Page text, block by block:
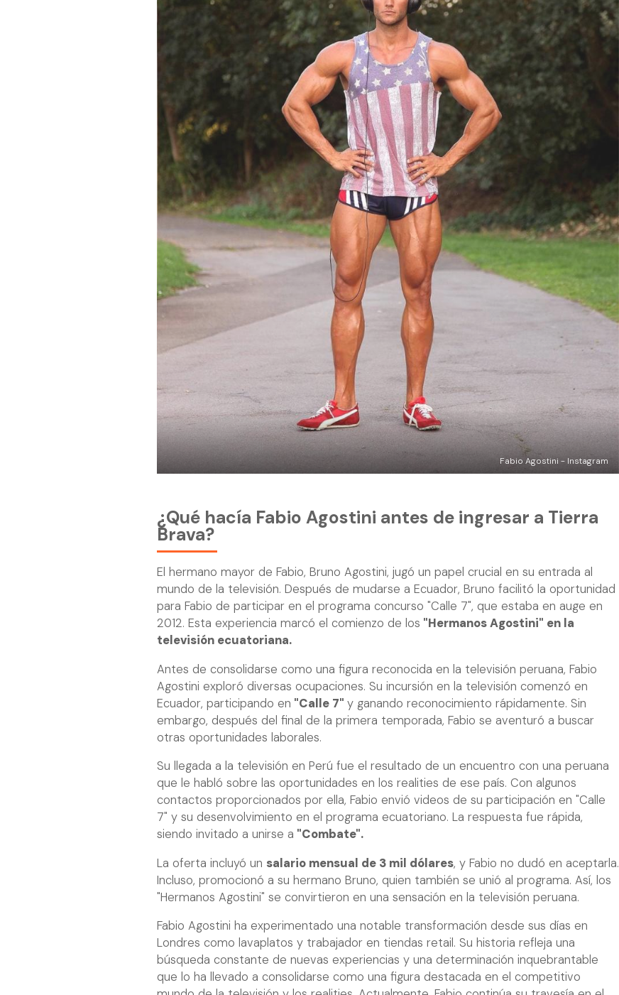
Fabio Agostini - Instagram
¿Qué hacía Fabio Agostini antes de ingresar a Tierra
Brava?
El hermano mayor de Fabio, Bruno Agostini, jugó un papel crucial en su entrada al
mundo de la televisión. Después de mudarse a Ecuador, Bruno facilitó la oportunidad
para Fabio de participar en el programa concurso "Calle 7", que estaba en auge en
2012. Esta experiencia marcó el comienzo de los "Hermanos Agostini" en la
televisión ecuatoriana.
Antes de consolidarse como una figura reconocida en la televisión peruana, Fabio
Agostini exploró diversas ocupaciones. Su incursión en la televisión comenzó en
Ecuador, participando en "Calle 7" y ganando reconocimiento rápidamente. Sin
embargo, después del final de la primera temporada, Fabio se aventuró a buscar
otras oportunidades laborales.
Su llegada a la televisión en Perú fue el resultado de un encuentro con una peruana
que le habló sobre las oportunidades en los realities de ese país. Con algunos
contactos proporcionados por ella, Fabio envió videos de su participación en "Calle
7" y su desenvolvimiento en el programa ecuatoriano. La respuesta fue rápida,
siendo invitado a unirse a "Combate".
La oferta incluyó un salario mensual de 3 mil dólares, y Fabio no dudó en aceptarla.
Incluso, promocionó a su hermano Bruno, quien también se unió al programa. Así, los
"Hermanos Agostini" se convirtieron en una sensación en la televisión peruana.
Fabio Agostini ha experimentado una notable transformación desde sus días en
Londres como lavaplatos y trabajador en tiendas retail. Su historia refleja una
búsqueda constante de nuevas experiencias y una determinación inquebrantable
que lo ha llevado a consolidarse como una figura destacada en el competitivo